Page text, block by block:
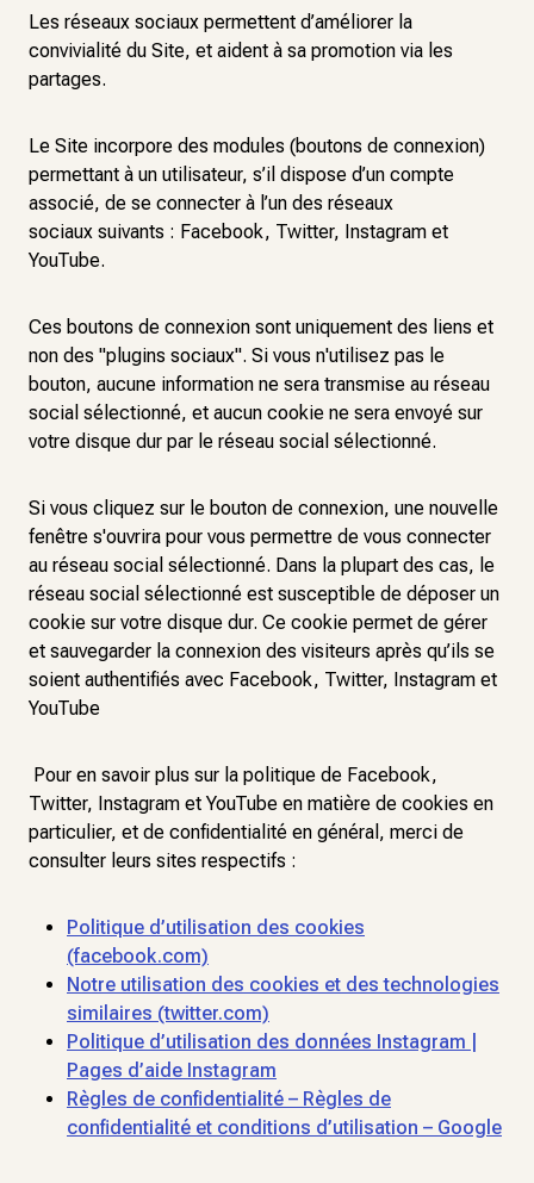
Les réseaux sociaux permettent d’améliorer la
convivialité du Site, et aident à sa promotion via les
partages.
Le Site incorpore des modules (boutons de connexion)
permettant à un utilisateur, s’il dispose d’un compte
associé, de se connecter à l’un des réseaux
sociaux suivants : Facebook, Twitter, Instagram et
YouTube.
Ces boutons de connexion sont uniquement des liens et
non des "plugins sociaux". Si vous n'utilisez pas le
bouton, aucune information ne sera transmise au réseau
social sélectionné, et aucun cookie ne sera envoyé sur
votre disque dur par le réseau social sélectionné.
Si vous cliquez sur le bouton de connexion, une nouvelle
fenêtre s'ouvrira pour vous permettre de vous connecter
au réseau social sélectionné. Dans la plupart des cas, le
réseau social sélectionné est susceptible de déposer un
cookie sur votre disque dur. Ce cookie permet de gérer
et sauvegarder la connexion des visiteurs après qu’ils se
soient authentifiés avec Facebook, Twitter, Instagram et
YouTube
Pour en savoir plus sur la politique de Facebook,
Twitter, Instagram et YouTube en matière de cookies en
particulier, et de confidentialité en général, merci de
consulter leurs sites respectifs :
Politique d’utilisation des cookies
(facebook.com)
Notre utilisation des cookies et des technologies
similaires (twitter.com)
Politique d’utilisation des données Instagram |
Pages d’aide Instagram
Règles de confidentialité – Règles de
confidentialité et conditions d’utilisation – Google